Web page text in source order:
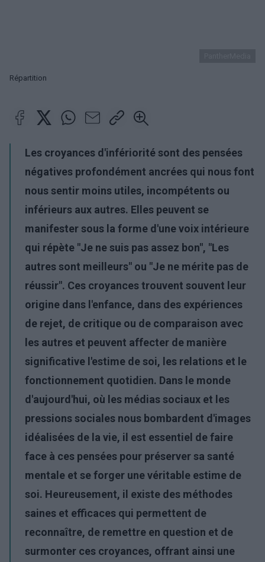
Répartition
Les croyances d'infériorité sont des pensées
négatives profondément ancrées qui nous font
nous sentir moins utiles, incompétents ou
inférieurs aux autres. Elles peuvent se
manifester sous la forme d'une voix intérieure
qui répète "Je ne suis pas assez bon", "Les
autres sont meilleurs" ou "Je ne mérite pas de
réussir". Ces croyances trouvent souvent leur
origine dans l'enfance, dans des expériences
de rejet, de critique ou de comparaison avec
les autres et peuvent affecter de manière
significative l'estime de soi, les relations et le
fonctionnement quotidien. Dans le monde
d'aujourd'hui, où les médias sociaux et les
pressions sociales nous bombardent d'images
idéalisées de la vie, il est essentiel de faire
face à ces pensées pour préserver sa santé
mentale et se forger une véritable estime de
soi. Heureusement, il existe des méthodes
saines et efficaces qui permettent de
reconnaître, de remettre en question et de
surmonter ces croyances, offrant ainsi une